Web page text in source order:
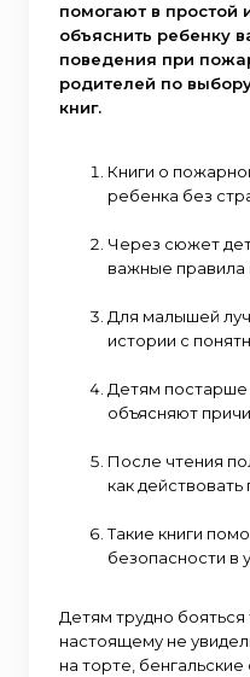
помогают в простой
объяснить ребенку
поведения при
родителей по
книг.
Книги о
ребенка без
Через сюжет
важные правила
Для малышей
истории с
Детям постарше
объясняют
После чтения
как
Такие книги
безопасности в
Детям трудно бояться
настоящему не
на торте,